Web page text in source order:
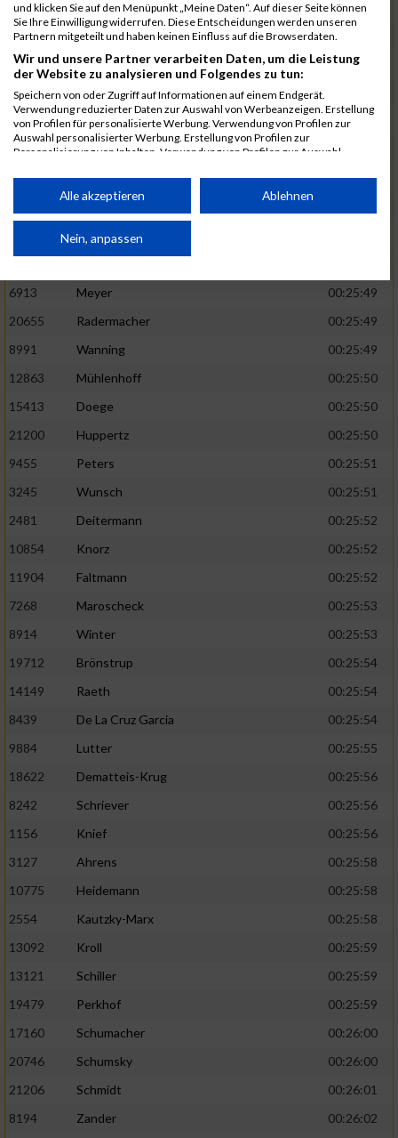
1582 Funken
00:25:42
12220
Cosma
00:25:43
9678
Exner
00:25:43
11817
Schmaul-Klaibee
6812
Koch
00:25:47
9610
Linß
00:25:47
706
Wehmeier
00:25:48
Küpper
Inhoff
6913
Meyer
00:25:49
20655
Radermacher
00:25:49
8991
Wanning
00:25:49
12863
Mühlenhoff
00:25:50
15413
Doege
00:25:50
21200
Huppertz
00:25:50
9455
Peters
00:25:51
3245
Wunsch
00:25:51
2481
Deitermann
00:25:52
10854
Knorz
00:25:52
11904
Faltmann
00:25:52
7268
Maroscheck
00:25:53
8914
Winter
00:25:53
19712
Brönstrup
00:25:54
14149
Raeth
00:25:54
8439
De La Cruz Garcia
00:25:54
9884
Lutter
00:25:55
18622
Dematteis-Krug
00:25:56
8242
Schriever
00:25:56
1156
Knief
00:25:56
3127
Ahrens
00:25:58
10775
Heidemann
00:25:58
2554
Kautzky-Marx
00:25:58
13092
Kroll
00:25:59
13121
Schiller
00:25:59
19479
Perkhof
00:25:59
17160
Schumacher
00:26:00
20746
Schumsky
00:26:00
21206
Schmidt
00:26:01
8194
Zander
00:26:02
und klicken Sie auf den Menüpunkt „Meine Daten“. Auf dieser Seite können
Sie Ihre Einwilligung widerrufen. Diese Entscheidungen werden unseren
Partnern mitgeteilt und haben keinen Einfluss auf die Browserdaten.
Wir und unsere Partner verarbeiten Daten, um die Leistung
der Website zu analysieren und Folgendes zu tun:
Speichern von oder Zugriff auf Informationen auf einem Endgerät.
Verwendung reduzierter Daten zur Auswahl von Werbeanzeigen. Erstellung
von Profilen für personalisierte Werbung. Verwendung von Profilen zur
Auswahl personalisierter Werbung. Erstellung von Profilen zur
Personalisierung von Inhalten. Verwendung von Profilen zur Auswahl
Performance von Inhalten. Analyse von Zielgruppen durch Statistiken oder
Kombinationen von Daten aus verschiedenen Quellen. Entwicklung und
von Inhalten.
Daten können außerhalb der Europäischen Union weitergegeben und in die
Website/App.
Partnerliste anzeigen (1 IAB-Anbieter)
Wir nutzen Ihre Daten für folgende Zwecke:
Speichern von oder Zugriff auf Informationen
auf einem Endgerät
von Werbeanzeigen
Werbung
personalisierter Werbung
von Inhalten
personalisierter Inhalte
Analyse von Zielgruppen durch Statistiken
verschiedenen Quellen
Verwendung reduzierter Daten zur Auswahl
IAB-Besonderheiten:
Verwendung genauer Standortdaten
Informationen identifizieren
Alle akzeptieren Ablehnen
Nein, anpassen